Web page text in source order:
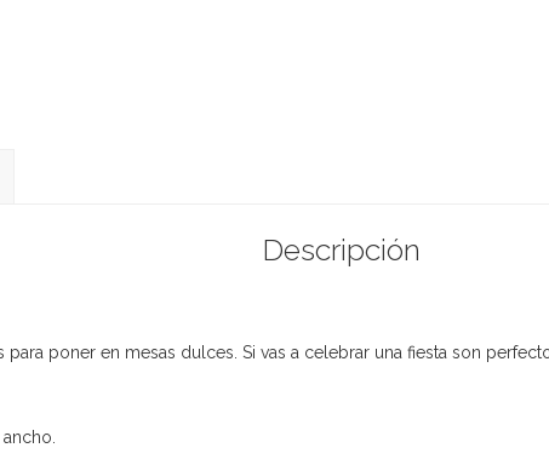
Descripción
poner en mesas dulces. Si vas a celebrar una fiesta son